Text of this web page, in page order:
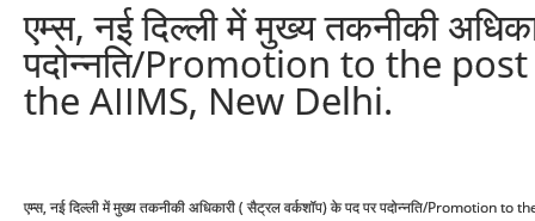
एम्स, नई दिल्ली में मुख्य तकनीकी
पदोन्नति/Promotion to the
the AIIMS, New Delhi.
एम्स, नई दिल्ली में मुख्य तकनीकी अधिकारी ( सैट्रल वर्कशॉप) के पद पर पदोन्नति/